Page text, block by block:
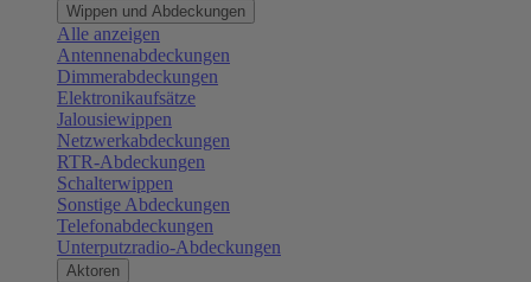
Wippen und Abdeckungen
Alle anzeigen
Antennenabdeckungen
Dimmerabdeckungen
Elektronikaufsätze
Jalousiewippen
Netzwerkabdeckungen
RTR-Abdeckungen
Schalterwippen
Sonstige Abdeckungen
Telefonabdeckungen
Unterputzradio-Abdeckungen
Aktoren